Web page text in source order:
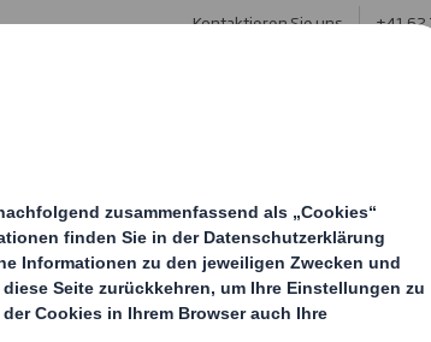
Kontaktieren Sie uns +41 62